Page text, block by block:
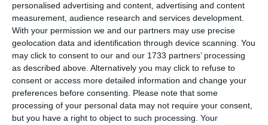
personalised advertising and content, advertising and content
measurement, audience research and services development.
With your permission we and our partners may use precise
geolocation data and identification through device scanning. You
may click to consent to our and our 1733 partners’ processing
as described above. Alternatively you may click to refuse to
consent or access more detailed information and change your
preferences before consenting. Please note that some
processing of your personal data may not require your consent,
but you have a right to object to such processing. Your
Știri ConstanțaPoliția Locală ridică vehicule abandonate
de pe domeniul public, săptămâna aceasta
Adaugă-ne ca sursă în Google
Urmărește-ne pe Google News
Urmărește-ne pe Whatsapp